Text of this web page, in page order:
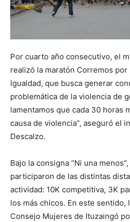
Por cuarto año consecutivo, el
realizó la maratón Corremos por
Igualdad, que busca generar
problemática de la violencia de
lamentamos que cada 30 horas
causa de violencia”, aseguró el
Descalzo.
Bajo la consigna “Ni una
participaron de las distintas
actividad: 10K competitiva, 3K
los más chicos. En este
Consejo Mujeres de Ituzaingó